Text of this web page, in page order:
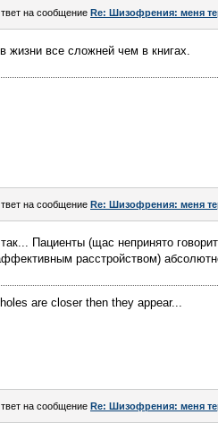
на сообщение Re: Шизофрения: меня
жизни все сложней чем в книгах.
на сообщение Re: Шизофрения: меня
Пациенты (щас непринято
расстройством)
are closer then they appear...
на сообщение Re: Шизофрения: меня